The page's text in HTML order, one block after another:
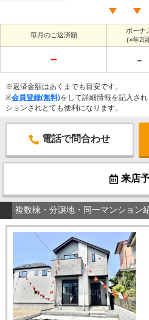
毎月のご返済額
ボーナ
(×年2
－ －
※返済金額はあくまでも目安です。
※会員登録(無料)をして詳細情報を記入さ
ションされとても便利になります。
電話で問合わせ
来店
複数棟・分譲地・同一マンション